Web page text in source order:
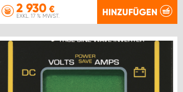
2 930€
EXKL. 17 % MWST. HINZUFÜGEN